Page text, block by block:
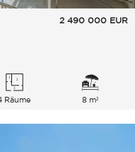
2 490 000 EUR
Räume 8 m²